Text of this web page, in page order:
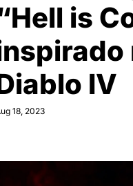
is
IV
18, 2023